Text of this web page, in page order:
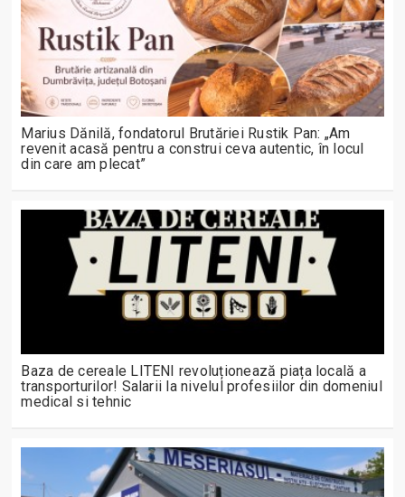
Marius Dănilă, fondatorul Brutăriei Rustik Pan: „Am
revenit acasă pentru a construi ceva autentic, în locul
din care am plecat”
Baza de cereale LITENI revoluționează piața locală a
transporturilor! Salarii la nivelul profesiilor din domeniul
medical si tehnic